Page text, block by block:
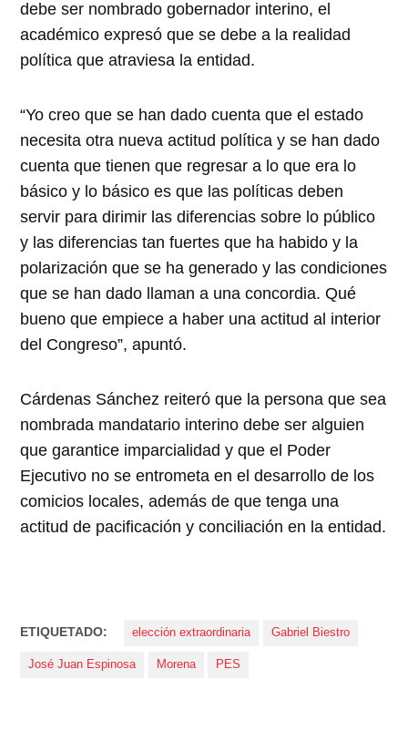
debe ser nombrado gobernador interino, el
académico expresó que se debe a la realidad
política que atraviesa la entidad.
“Yo creo que se han dado cuenta que el estado
necesita otra nueva actitud política y se han dado
cuenta que tienen que regresar a lo que era lo
básico y lo básico es que las políticas deben
servir para dirimir las diferencias sobre lo público
y las diferencias tan fuertes que ha habido y la
polarización que se ha generado y las condiciones
que se han dado llaman a una concordia. Qué
bueno que empiece a haber una actitud al interior
del Congreso”, apuntó.
Cárdenas Sánchez reiteró que la persona que sea
nombrada mandatario interino debe ser alguien
que garantice imparcialidad y que el Poder
Ejecutivo no se entrometa en el desarrollo de los
comicios locales, además de que tenga una
actitud de pacificación y conciliación en la entidad.
ETIQUETADO: elección extraordinaria Gabriel Biestro
José Juan Espinosa Morena PES